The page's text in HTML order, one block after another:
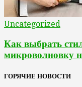
Uncategorized
Как выбрать
микроволновку
ГОРЯЧИЕ НОВОСТИ